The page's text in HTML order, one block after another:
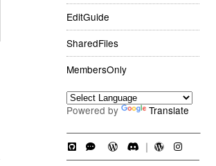
EditGuide
SharedFiles
MembersOnly
Powered by Translate
｜